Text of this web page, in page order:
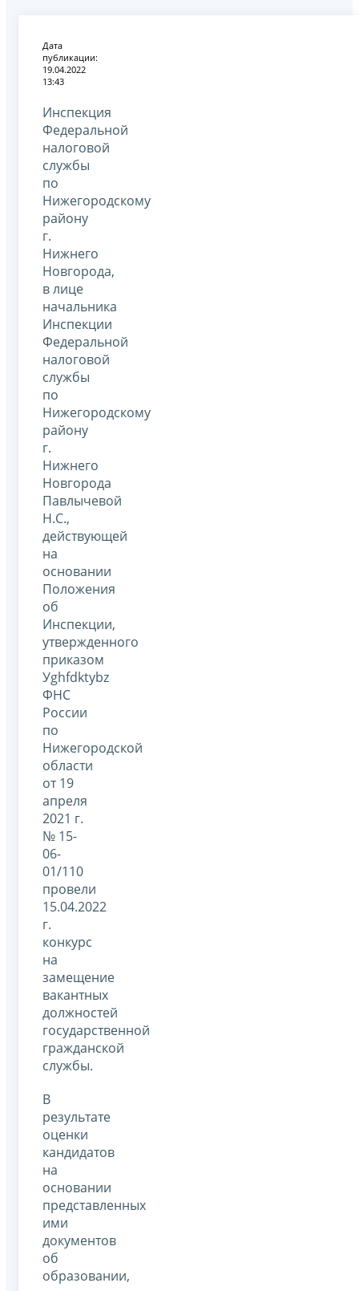
Дата
публикации:
19.04.2022
13:43
Инспекция
Федеральной
налоговой
службы
по
Нижегородскому
району
г.
Нижнего
Новгорода,
в лице
начальника
Инспекции
Федеральной
налоговой
службы
по
Нижегородскому
району
г.
Нижнего
Новгорода
Павлычевой
Н.С.,
действующей
на
основании
Положения
об
Инспекции,
утвержденного
приказом
Уghfdktybz
ФНС
России
по
Нижегородской
области
от 19
апреля
2021 г.
№ 15-
06-
01/110
провели
15.04.2022
г.
конкурс
на
замещение
вакантных
должностей
государственной
гражданской
службы.
В
результате
оценки
кандидатов
на
основании
представленных
ими
документов
об
образовании,